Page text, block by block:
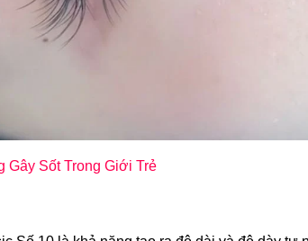
Sốt Trong Giới Trẻ